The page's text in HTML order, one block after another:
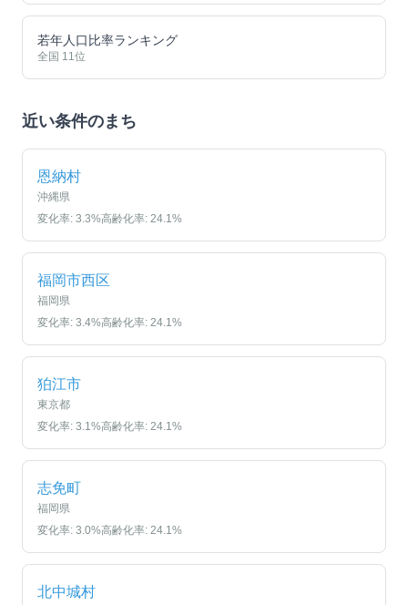
若年人口比率ランキング
全国 11位
近い条件のまち
恩納村
沖縄県
変化率: 3.3%高齢化率: 24.1%
福岡市西区
福岡県
変化率: 3.4%高齢化率: 24.1%
狛江市
東京都
変化率: 3.1%高齢化率: 24.1%
志免町
福岡県
変化率: 3.0%高齢化率: 24.1%
北中城村